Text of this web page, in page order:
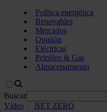
Política energética
Renovables
Mercados
Opinión
Eléctricas
Petróleo & Gas
Almacenamiento
Buscar
Vídeo
· NET ZERO